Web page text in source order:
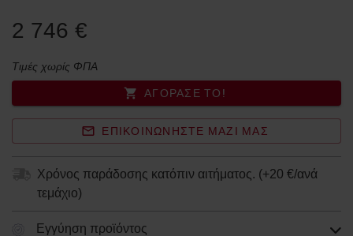
2 746 €
Τιμές χωρίς ΦΠΑ
ΑΓΌΡΑΣΈ ΤΟ!
ΕΠΙΚΟΙΝΩΝΉΣΤΕ ΜΑΖΊ ΜΑΣ
Χρόνος παράδοσης κατόπιν αιτήματος. (+20 €/ανά
τεμάχιο)
Εγγύηση προϊόντος